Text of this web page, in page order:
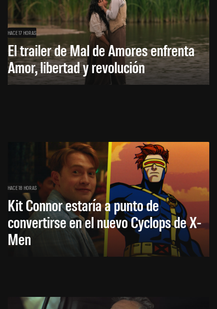
HACE 17 HORAS
El trailer de Mal de Amores enfrenta
Amor, libertad y revolución
HACE 18 HORAS
Kit Connor estaría a punto de
convertirse en el nuevo Cyclops de X-
Men